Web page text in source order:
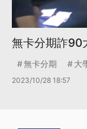
無卡分期詐90
無卡分期 大
2023/10/28 18:57